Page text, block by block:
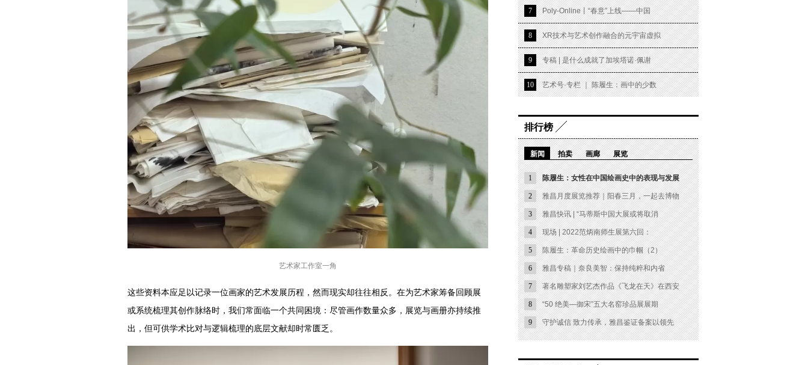
艺术家工作室一角
这些资料本应足以记录一位画家的艺术发展历程，然而现实却往往相反。在为艺术家筹备回顾展
或系统梳理其创作脉络时，我们常面临一个共同困境：尽管画作数量众多，展览与画册亦持续推
出，但可供学术比对与逻辑梳理的底层文献却时常匮乏。
7 Poly-Online丨“春意”上线——中国
8 XR技术与艺术创作融合的元宇宙虚拟
9 专稿 | 是什么成就了加埃塔诺·佩谢
10 艺术号·专栏 ｜ 陈履生：画中的少数
排行榜
新闻 拍卖 画廊 展览
1 陈履生：女性在中国绘画史中的表现与发展
2 雅昌月度展览推荐｜阳春三月，一起去博物
3 雅昌快讯 | “马蒂斯中国大展或将取消
4 现场 | 2022范炳南师生展第六回：
5 陈履生：革命历史绘画中的巾帼（2）
6 雅昌专稿｜奈良美智：保持纯粹和内省
7 著名雕塑家刘艺杰作品《飞龙在天》在西安
8 “50 绝美—御宋”五大名窑珍品展展期
9 守护诚信 致力传承，雅昌鉴证备案以领先